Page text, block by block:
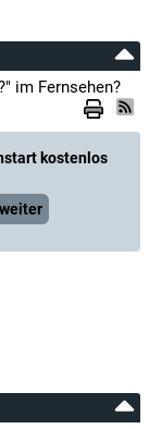
im Fernsehen?
kostenlos
weiter